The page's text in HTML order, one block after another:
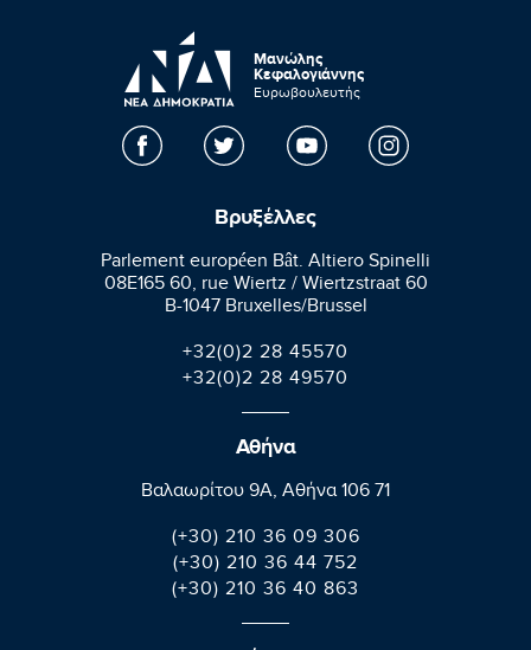
Μανώλης
Κεφαλογιάννης
Ευρωβουλευτής
Βρυξέλλες
Parlement européen Bât. Altiero Spinelli
08E165 60, rue Wiertz / Wiertzstraat 60
B-1047 Bruxelles/Brussel
+32(0)2 28 45570
+32(0)2 28 49570
Αθήνα
Βαλαωρίτου 9A, Aθήνα 106 71
(+30) 210 36 09 306
(+30) 210 36 44 752
(+30) 210 36 40 863